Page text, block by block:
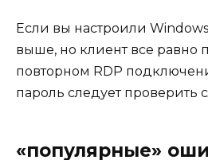
Если вы настроили
выше, но клиент все равно
повторном RDP
пароль следует проверить
«популярные»